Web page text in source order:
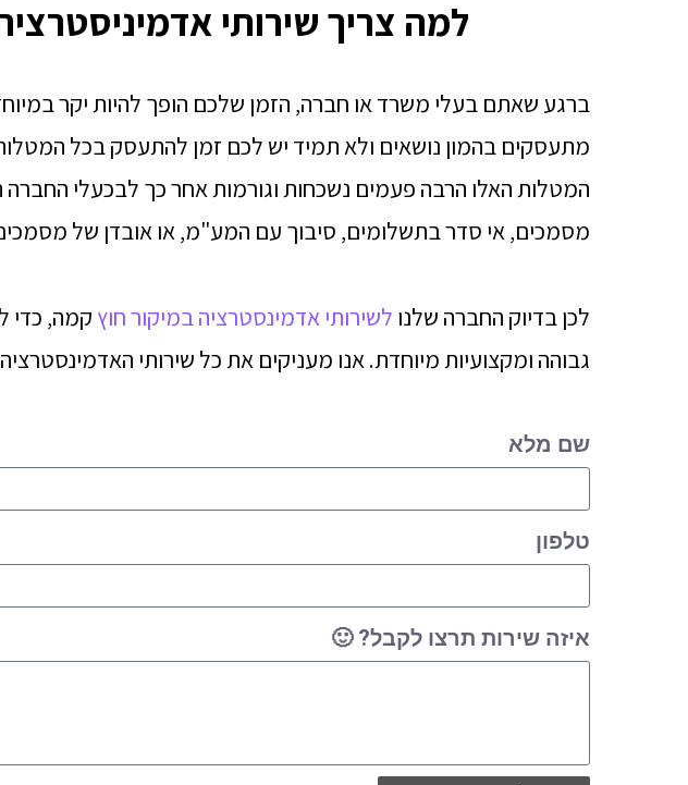
למה צריך שירותי
ברגע שאתם בעלי משרד או חברה, הזמן שלכם הופך להיות יקר
מתעסקים בהמון נושאים ולא תמיד יש לכם זמן להתעסק בכל
המטלות האלו הרבה פעמים נשכחות וגורמות אחר כך לבכעלי החברה
מסמכים, אי סדר בתשלומים, סיבוך עם המע"מ, או אובדן של מסמכים
לכן בדיוק החברה שלנו לשירותי אדמינסטרציה במיקור חוץ קמה, כדי
גבוהה ומקצועיות מיוחדת. אנו מעניקים את כל שירותי
שם מלא
טלפון
איזה שירות תרצו לקבל? 🙂